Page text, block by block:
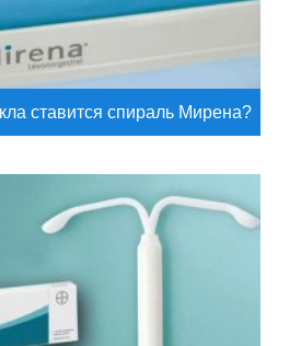
ставится спираль Мирена?